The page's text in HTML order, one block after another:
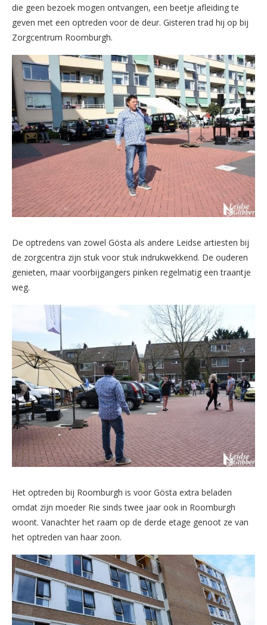
die geen bezoek mogen ontvangen, een beetje afleiding te
geven met een optreden voor de deur. Gisteren trad hij op bij
Zorgcentrum Roomburgh.
De optredens van zowel Gösta als andere Leidse artiesten bij
de zorgcentra zijn stuk voor stuk indrukwekkend. De ouderen
genieten, maar voorbijgangers pinken regelmatig een traantje
weg.
Het optreden bij Roomburgh is voor Gösta extra beladen
omdat zijn moeder Rie sinds twee jaar ook in Roomburgh
woont. Vanachter het raam op de derde etage genoot ze van
het optreden van haar zoon.